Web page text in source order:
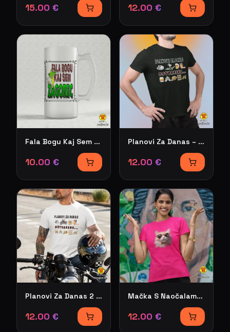
15.00 € 12.00 €
Fala Bogu Kaj Sem Zagorec – krigla s natpisom
10.00 €
Planovi Za Danas – majica s natpisom
12.00 €
Planovi Za Danas 2 – majica s natpisom
12.00 €
Mačka S Naočalama – ženska majica s natpisom
12.00 €